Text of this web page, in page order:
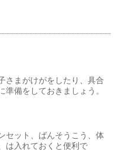
まがけがをしたり、具合
備をしておきましょう。
セット、ばんそうこう、体
は入れておくと便利で